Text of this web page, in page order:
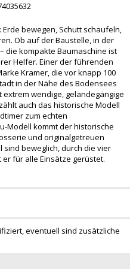
bewegen, Schutt schaufeln,
Ob auf der Baustelle, in der
die kompakte Baumaschine ist
Helfer. Einer der führenden
Kramer, die vor knapp 100
in der Nähe des Bodensees
wendige, geländegängige
auch das historische Modell
zum echten
Modell kommt der historische
und originalgetreuen
sind beweglich, durch die vier
für alle Einsätze gerüstet.
eventuell sind zusätzliche